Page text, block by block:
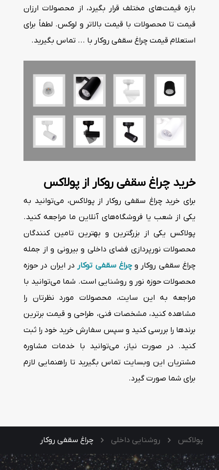
بازه قیمت‌های مختلف قرار بگیرد، از محصولات ارزان
قیمت تا محصولات با قیمت بالاتر و لوکس. لطفاً برای
استعلام قیمت چراغ سقفی روکار با ... تماس بگیرید.
خرید چراغ سقفی روکار از پولاکس
برای خرید چراغ سقفی روکار از پولاکس، می‌توانید به
یکی از شعب یا فروشگاه‌های آنلاین ما مراجعه کنید.
پولاکس یکی از بزرگترین و بهترین تامین کنندگان
محصولات نورپردازی فضای داخلی و بیرونی و از جمله
چراغ سقفی روکار وچراغ سقفی توکار در ایران در حوزه
محصولات حوزه نور و روشنایی است. شما می‌توانید با
مراجعه به این سایت، محصولات مورد نظرتان را
مشاهده کنید، مشخصات فنی، طراحی و قیمت برترین
برندها را بررسی کنید و سپس سفارش خرید خود را ثبت
کنید. در صورت نیاز، می‌توانید با خدمات مشاوره
مشتریان این وبسایت تماس بگیرید تا راهنمایی لازم
برای شما صورت گیرد.
پولاکس روشنایی داخلی چراغ سقفی روکار